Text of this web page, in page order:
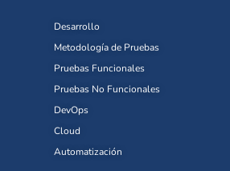
Desarrollo
Metodología de Pruebas
Pruebas Funcionales
Pruebas No Funcionales
DevOps
Cloud
Automatización